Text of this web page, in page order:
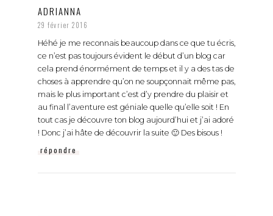
ADRIANNA
29 février 2016
Héhé je me reconnais beaucoup dans ce que tu écris,
ce n’est pas toujours évident le début d’un blog car
cela prend énormément de temps et il y a des tas de
choses à apprendre qu’on ne soupçonnait même pas,
mais le plus important c’est d’y prendre du plaisir et
au final l’aventure est géniale quelle qu’elle soit ! En
tout cas je découvre ton blog aujourd’hui et j’ai adoré
! Donc j’ai hâte de découvrir la suite 🙂 Des bisous !
répondre